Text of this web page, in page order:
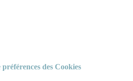
des Cookies